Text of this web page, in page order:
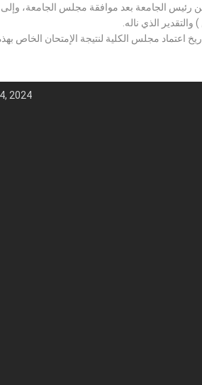
رئيس الجامعة بعد موافقة مجلس الجامعة،
الذي ناله.
اعتماد مجلس الكلية لنتيجة الإمتحان الخاص
2024